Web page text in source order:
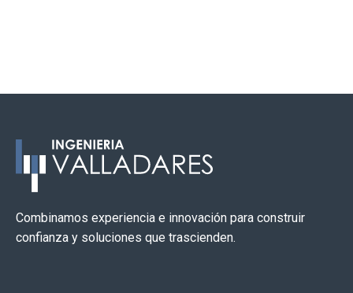
Combinamos experiencia e innovación para construir
confianza y soluciones que trascienden.